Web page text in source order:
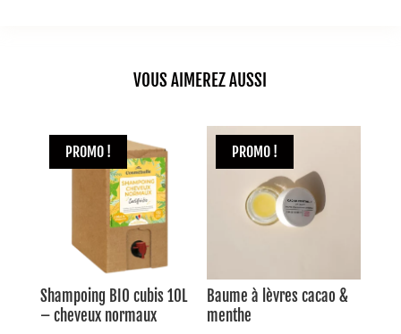
VOUS AIMEREZ AUSSI
PROMO !
Shampoing BIO cubis 10L
– cheveux normaux
PROMO !
Baume à lèvres cacao &
menthe